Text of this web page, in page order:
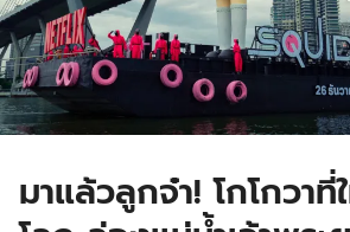
มาแล้วลูกจ๋า! โกโกวา